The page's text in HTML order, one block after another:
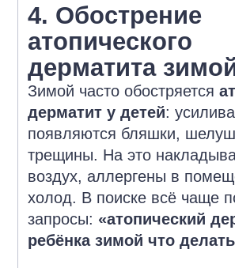
4. Обострение
атопического
дерматита
Зимой часто обостряется
дерматит у детей:
появляются бляшки,
трещины. На это
воздух, аллергены в
холод. В поиске всё чаще
запросы: «атопический
ребёнка зимой что